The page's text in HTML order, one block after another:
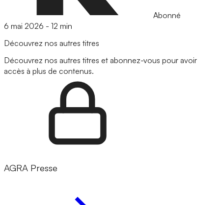
Abonné
6 mai 2026 - 12 min
Découvrez nos autres titres
Découvrez nos autres titres et abonnez-vous pour avoir
accès à plus de contenus.
AGRA Presse